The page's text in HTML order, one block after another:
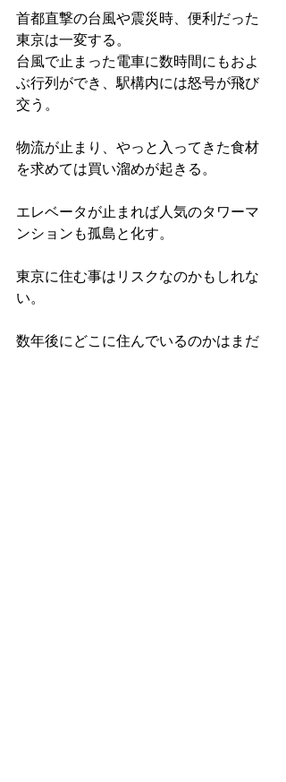
首都直撃の台風や震災時、便利だった
東京は一変する。
台風で止まった電車に数時間にもおよ
ぶ行列ができ、駅構内には怒号が飛び
交う。
物流が止まり、やっと入ってきた食材
を求めては買い溜めが起きる。
エレベータが止まれば人気のタワーマ
ンションも孤島と化す。
東京に住む事はリスクなのかもしれな
い。
数年後にどこに住んでいるのかはまだ